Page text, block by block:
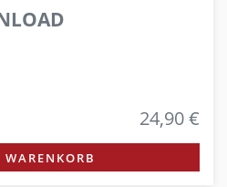
24,90 €